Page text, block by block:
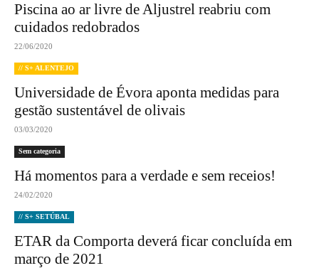
Piscina ao ar livre de Aljustrel reabriu com
cuidados redobrados
22/06/2020
// S+ ALENTEJO
Universidade de Évora aponta medidas para
gestão sustentável de olivais
03/03/2020
Sem categoria
Há momentos para a verdade e sem receios!
24/02/2020
// S+ SETÚBAL
ETAR da Comporta deverá ficar concluída em
março de 2021